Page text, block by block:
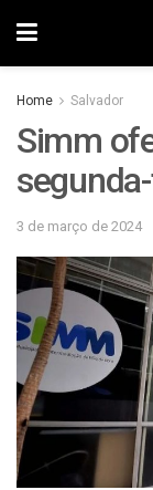
Home Salvador
Simm
3 de março de 2024